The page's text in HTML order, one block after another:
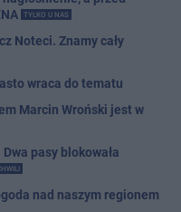
TYLKO U NAS
Noteci. Znamy cały
wraca do tematu
Marcin Wroński jest w
pasy blokowała
nad naszym regionem